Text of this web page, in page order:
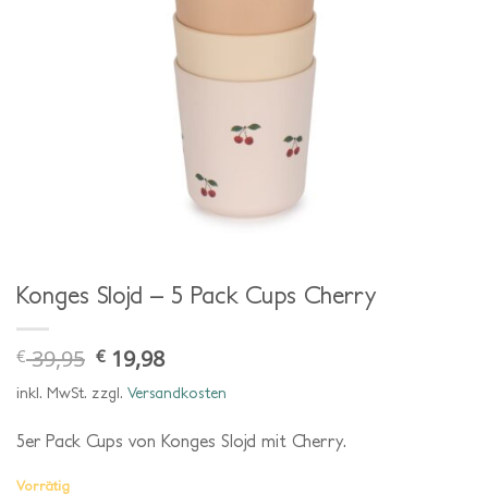
Konges Slojd – 5 Pack Cups Cherry
€39,95 ursprünglicher
preis
war:
€ 39,95
€ 19,98aktueller
preis
ist:
€ 19,98.
inkl. MwSt. zzgl. Versandkosten
5er Pack Cups von Konges Slojd mit Cherry.
Vorrätig